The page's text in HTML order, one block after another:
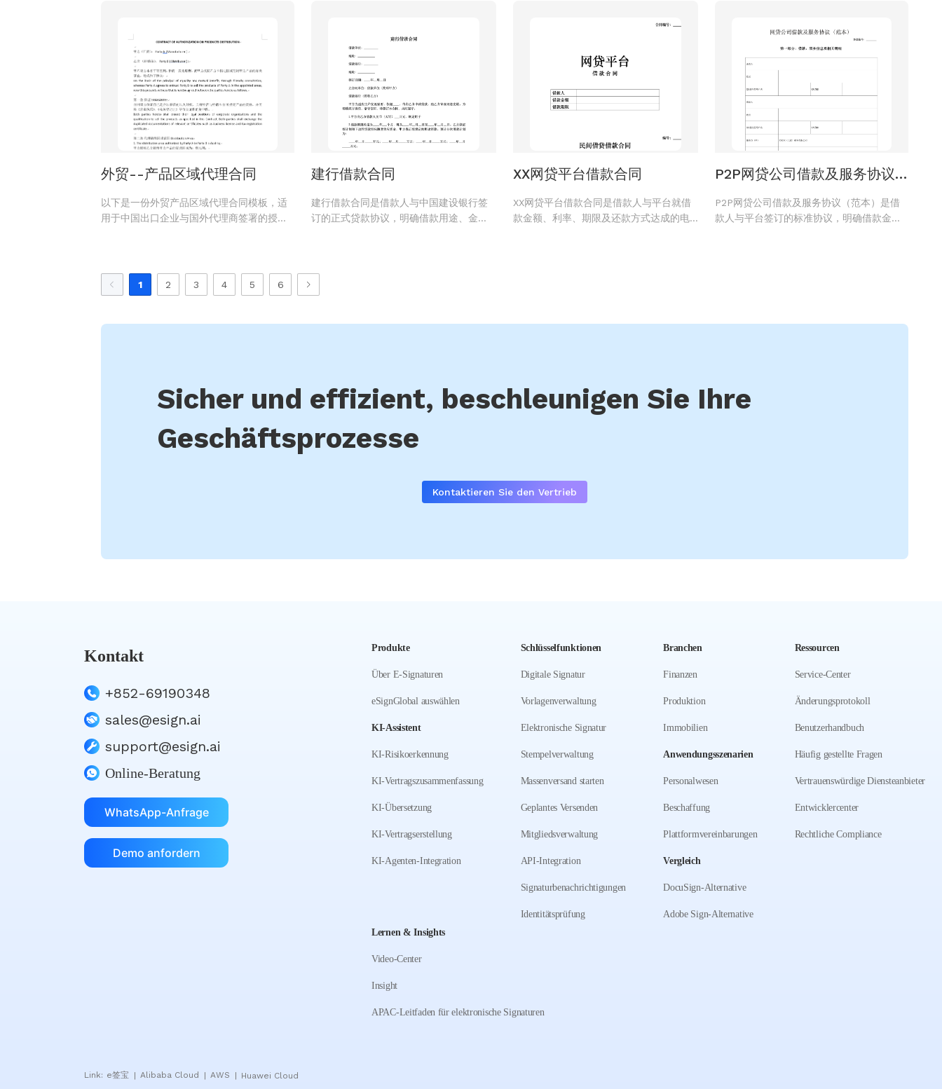
外贸--产品区域代理合同
以下是一份外贸产品区域代理合同模板，适
用于中国出口企业与国外代理商签署的授权
建行借款合同
建行借款合同是借款人与中国建设银行签
订的正式贷款协议，明确借款用途、金
XX网贷平台借款合同
XX网贷平台借款合同是借款人与平台就借
款金额、利率、期限及还款方式达成的电
P2P网贷公司借款及服务协议
(范本)
P2P网贷公司借款及服务协议（范本）是借
款人与平台签订的标准协议，明确借款金
1
2 3 4 5 6
Sicher und effizient, beschleunigen Sie Ihre
Geschäftsprozesse
Kontaktieren Sie den Vertrieb
Kontakt
+852-69190348
sales@esign.ai
support@esign.ai
Online-Beratung
WhatsApp-Anfrage
Demo anfordern
Produkte
Über E-Signaturen
eSignGlobal auswählen
KI-Assistent
KI-Risikoerkennung
KI-Vertragszusammenfassung
KI-Übersetzung
KI-Vertragserstellung
KI-Agenten-Integration
Schlüsselfunktionen
Digitale Signatur
Vorlagenverwaltung
Elektronische Signatur
Stempelverwaltung
Massenversand starten
Geplantes Versenden
Mitgliedsverwaltung
API-Integration
Signaturbenachrichtigungen
Identitätsprüfung
Branchen
Finanzen
Produktion
Immobilien
Anwendungsszenarien
Personalwesen
Beschaffung
Plattformvereinbarungen
Vergleich
DocuSign-Alternative
Adobe Sign-Alternative
Ressourcen
Service-Center
Änderungsprotokoll
Benutzerhandbuch
Häufig gestellte Fragen
Vertrauenswürdige Diensteanbieter
Entwicklercenter
Rechtliche Compliance
Lernen & Insights
Video-Center
Insight
APAC-Leitfaden für elektronische Signaturen
Link: e签宝 Alibaba Cloud AWS Huawei Cloud